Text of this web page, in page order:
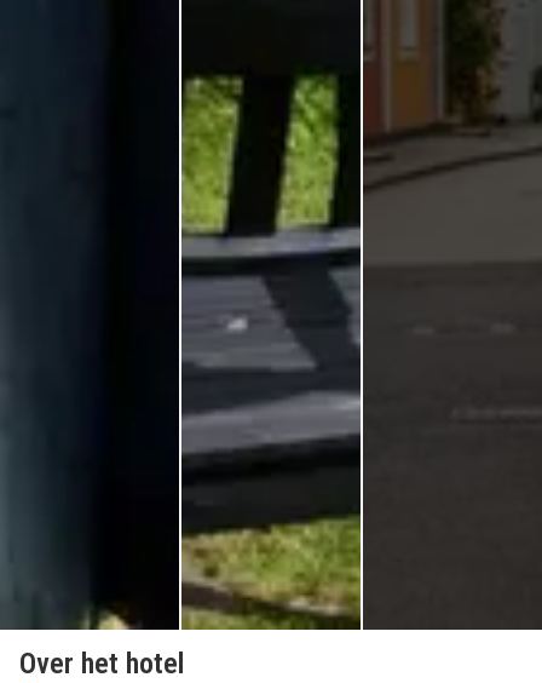
Over het hotel